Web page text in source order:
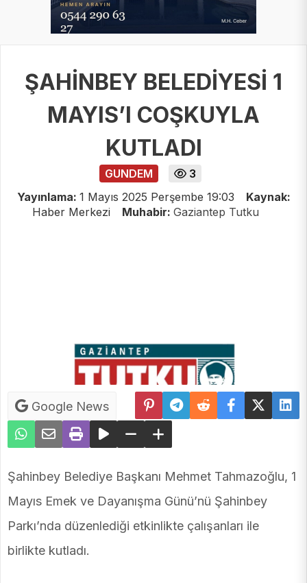
ŞAHİNBEY BELEDİYESİ 1
MAYIS’I COŞKUYLA
KUTLADI
GUNDEM
3
Yayınlama: 1 Mayıs 2025 Perşembe 19:03
Kaynak:
Haber Merkezi
Muhabir: Gaziantep Tutku
Google News
Şahinbey Belediye Başkanı Mehmet Tahmazoğlu, 1
Mayıs Emek ve Dayanışma Günü’nü Şahinbey
Parkı’nda düzenlediği etkinlikte çalışanları ile
birlikte kutladı.